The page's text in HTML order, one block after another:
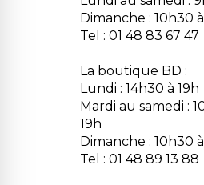
Dimanche : 10h30
Tel : 01 48 83 67 47
La boutique BD :
Lundi : 14h30 à 19h
Mardi au samedi :
19h
Dimanche : 10h30
Tel : 01 48 89 13 88